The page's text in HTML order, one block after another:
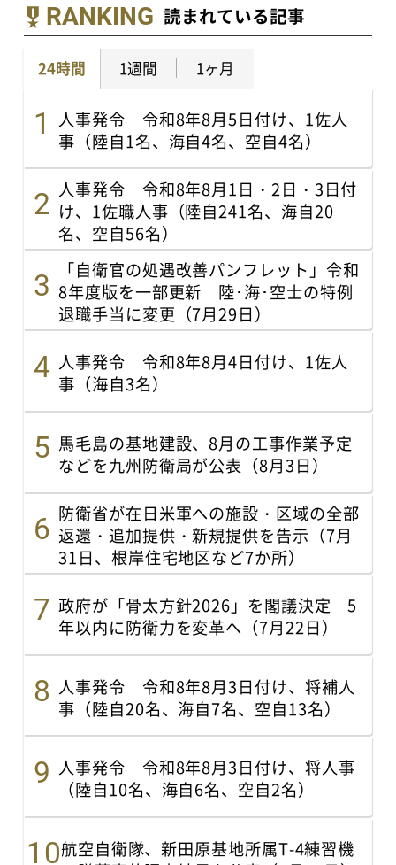
RANKING 読まれている記事
24時間 1週間 1ヶ月
人事発令 令和8年8月5日付け、1佐人
事（陸自1名、海自4名、空自4名）
人事発令 令和8年8月1日・2日・3日付
け、1佐職人事（陸自241名、海自20
名、空自56名）
「自衛官の処遇改善パンフレット」令和
8年度版を一部更新 陸･海･空士の特例
退職手当に変更（7月29日）
人事発令 令和8年8月4日付け、1佐人
事（海自3名）
馬毛島の基地建設、8月の工事作業予定
などを九州防衛局が公表（8月3日）
防衛省が在日米軍への施設・区域の全部
返還・追加提供・新規提供を告示（7月
31日、根岸住宅地区など7か所）
政府が「骨太方針2026」を閣議決定 5
年以内に防衛力を変革へ（7月22日）
人事発令 令和8年8月3日付け、将補人
事（陸自20名、海自7名、空自13名）
人事発令 令和8年8月3日付け、将人事
（陸自10名、海自6名、空自2名）
航空自衛隊、新田原基地所属T-4練習機